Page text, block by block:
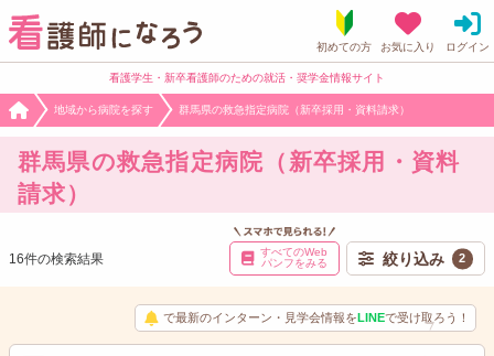
看護学生・新卒看護師のための就活・奨学金情報サイト
地域から病院を探す 群馬県の救急指定病院（新卒採用・資料請求）
群馬県の救急指定病院（新卒採用・資料
請求）
すべてのWeb
パンフをみる
絞り込み 2
16件の検索結果
で最新のインターン・見学会情報をLINEで受け取ろう！